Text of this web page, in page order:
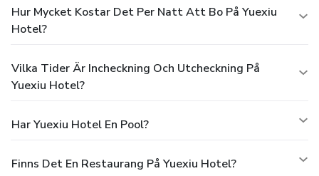
Hur Mycket Kostar Det Per Natt Att Bo På Yuexiu
Hotel?
Vilka Tider Är Incheckning Och Utcheckning På
Yuexiu Hotel?
Har Yuexiu Hotel En Pool?
Finns Det En Restaurang På Yuexiu Hotel?